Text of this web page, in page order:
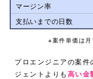
マージン率
支払いまでの日数
※案件単価は
プロエンジニアの案件
ジェントよりも 高い金